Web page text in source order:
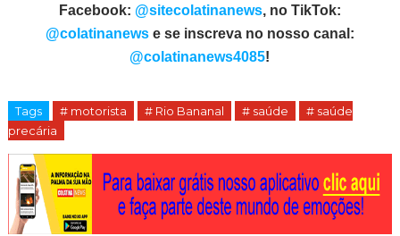
Facebook: @sitecolatinanews, no TikTok:
@colatinanewse se inscreva no nosso canal:
@colatinanews4085!
Tags # motorista # Rio Bananal # saúde
# saúde
precária